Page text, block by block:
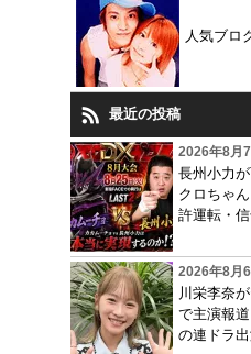
人気ブロ
最近の投稿
2026年8月
長州小力
クロちゃ
許運転・
2026年8月
川栄李奈
で主演報
の連ドラ